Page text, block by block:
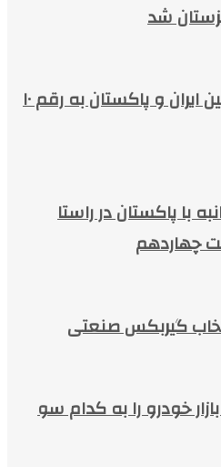
شد
افزایش حجم تجارت بین ایران و پاکستان به رقم ۱۰
با پاکستان در راستا
چهاردهم
گیربکس صنعتی
خودرو را به کدام سو